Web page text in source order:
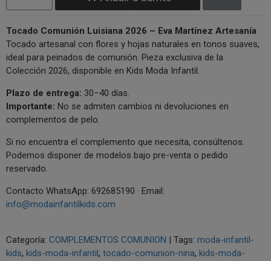
Tocado Comunión Luisiana 2026 – Eva Martínez Artesanía
Tocado artesanal con flores y hojas naturales en tonos suaves,
ideal para peinados de comunión. Pieza exclusiva de la
Colección 2026, disponible en Kids Moda Infantil.
Plazo de entrega: 30–40 días.
Importante: No se admiten cambios ni devoluciones en
complementos de pelo.
Si no encuentra el complemento que necesita, consúltenos.
Podemos disponer de modelos bajo pre-venta o pedido
reservado.
Contacto WhatsApp: 692685190 · Email:
info@modainfantilkids.com
Categoría: COMPLEMENTOS COMUNION Tags: moda-infantil-
kids kids-moda-infantil tocado-comunion-nina kids-moda-